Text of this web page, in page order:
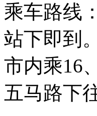
乘车路线
站下即到。
市内乘16
五马路下